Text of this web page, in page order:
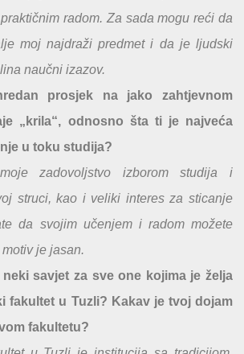
radom. Za sada mogu reći da
moj najdraži predmet i da je ljudski
naučni izazov.
prosjek na jako zahtjevnom
„krila“, odnosno šta ti je najveća
u toku studija?
zadovoljstvo izborom studija i
struci, kao i veliki interes za sticanje
da svojim učenjem i radom možete
je jasan.
neki savjet za sve one kojima je želja
fakultet u Tuzli? Kakav je tvoj dojam
fakultetu?